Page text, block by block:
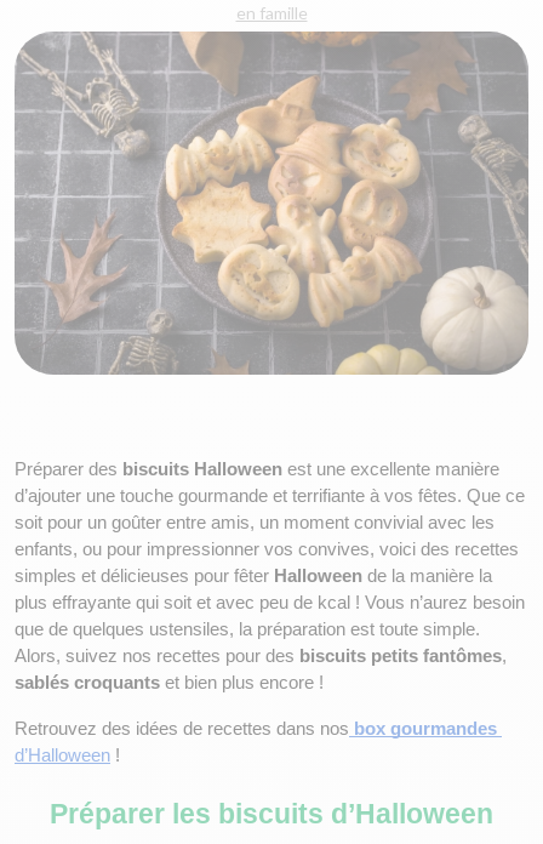
en famille
Préparer des biscuits Halloween est une excellente manière
d’ajouter une touche gourmande et terrifiante à vos fêtes. Que ce
soit pour un goûter entre amis, un moment convivial avec les
enfants, ou pour impressionner vos convives, voici des recettes
simples et délicieuses pour fêter Halloween de la manière la
plus effrayante qui soit et avec peu de kcal ! Vous n’aurez besoin
que de quelques ustensiles, la préparation est toute simple.
Alors, suivez nos recettes pour des biscuits petits fantômes
sablés croquants et bien plus encore !
Retrouvez des idées de recettes dans nos box gourmandes
d’Halloween !
Préparer les biscuits d’Halloween